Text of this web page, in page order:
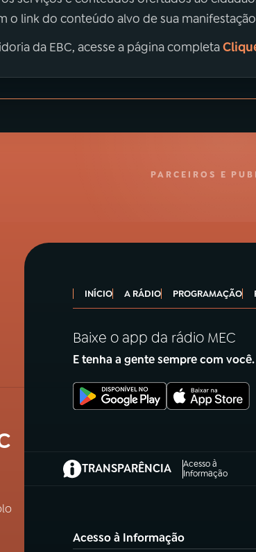
o link do conteúdo alvo de sua
da EBC, acesse a página completa
PARCEIROS E
INÍCIO A RÁDIO PROGRAMAÇÃO
Baixe o app da rádio MEC
E tenha a gente sempre com você.
TRANSPARÊNCIA
Acesso à
Informação
(abre em nova aba)
Acesso à Informação